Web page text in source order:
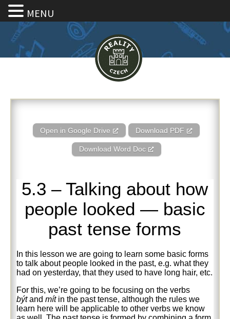
5.3 – Talking about how
Open in Google Drive Download PDF
Download Word Doc
5.3 – Talking about how
people looked — basic
past tense forms
In this lesson we are going to learn some basic forms
to talk about people looked in the past, e.g. what they
had on yesterday, that they used to have long hair, etc.
For this, we’re going to be focusing on the verbs
býtandmít in the past tense, although the rules we
learn here will be applicable to other verbs we know
MENU